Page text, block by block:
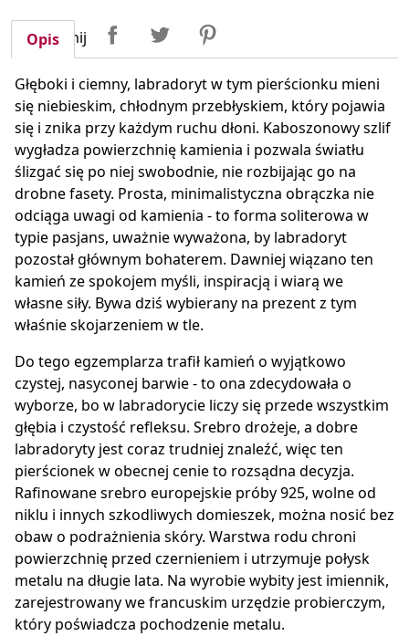
Udostępnij UdostępnijTweetuj
Opis
Głęboki i ciemny, labradoryt w tym pierścionku mieni
się niebieskim, chłodnym przebłyskiem, który pojawia
się i znika przy każdym ruchu dłoni. Kaboszonowy szlif
wygładza powierzchnię kamienia i pozwala światłu
ślizgać się po niej swobodnie, nie rozbijając go na
drobne fasety. Prosta, minimalistyczna obrączka nie
odciąga uwagi od kamienia - to forma soliterowa w
typie pasjans, uważnie wyważona, by labradoryt
pozostał głównym bohaterem. Dawniej wiązano ten
kamień ze spokojem myśli, inspiracją i wiarą we
własne siły. Bywa dziś wybierany na prezent z tym
właśnie skojarzeniem w tle.
Do tego egzemplarza trafił kamień o wyjątkowo
czystej, nasyconej barwie - to ona zdecydowała o
wyborze, bo w labradorycie liczy się przede wszystkim
głębia i czystość refleksu. Srebro drożeje, a dobre
labradoryty jest coraz trudniej znaleźć, więc ten
pierścionek w obecnej cenie to rozsądna decyzja.
Rafinowane srebro europejskie próby 925, wolne od
niklu i innych szkodliwych domieszek, można nosić bez
obaw o podrażnienia skóry. Warstwa rodu chroni
powierzchnię przed czernieniem i utrzymuje połysk
metalu na długie lata. Na wyrobie wybity jest imiennik,
zarejestrowany we francuskim urzędzie probierczym,
który poświadcza pochodzenie metalu.